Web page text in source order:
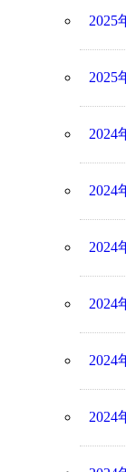
2025
2025
2024
2024
2024
2024
2024
2024